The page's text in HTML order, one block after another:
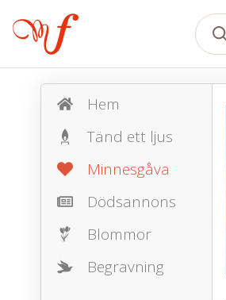
Hem
Tänd ett ljus
Minnesgåva
Dödsannons
Blommor
Begravning